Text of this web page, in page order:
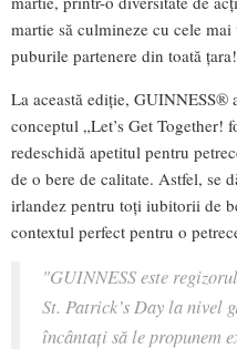
martie să culmineze cu cele
puburile partenere din toată țara!
La această ediție, GUINNESS®
conceptul „Let’s Get Together!
redeschidă apetitul pentru
de o bere de calitate. Astfel, se
irlandez pentru toți iubitorii de
contextul perfect pentru o
"GUINNESS este
St. Patrick’s Day la nivel
încântați să le propunem